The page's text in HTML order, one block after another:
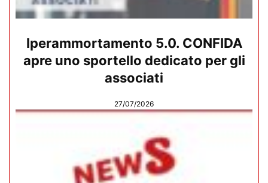
Iperammortamento 5.0. CONFIDA
apre uno sportello dedicato per gli
associati
27/07/2026